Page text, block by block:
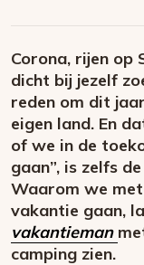
Corona, rijen op
dicht bij jezelf
reden om dit
eigen land. En
of we in de
gaan”, is zelfs
Waarom we
vakantie gaan,
vakantieman
camping zien.